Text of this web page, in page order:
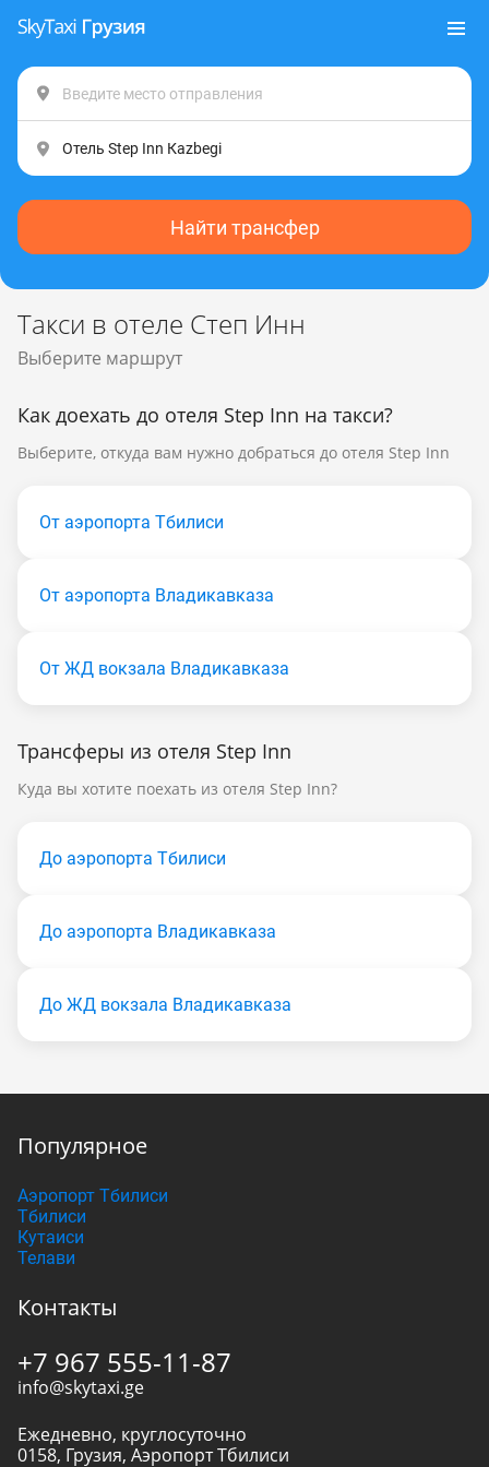
Найти трансфер
Такси в отеле Степ Инн
Выберите маршрут
Как доехать до отеля Step Inn на такси?
Выберите, откуда вам нужно добраться до отеля Step Inn
От аэропорта Тбилиси
От аэропорта Владикавказа
От ЖД вокзала Владикавказа
Трансферы из отеля Step Inn
Куда вы хотите поехать из отеля Step Inn?
До аэропорта Тбилиси
До аэропорта Владикавказа
До ЖД вокзала Владикавказа
Популярное
Аэропорт Тбилиси
Тбилиси
Кутаиси
Телави
Контакты
+7 967 555-11-87
info@skytaxi.ge
Ежедневно, круглосуточно
0158, Грузия, Аэропорт Тбилиси